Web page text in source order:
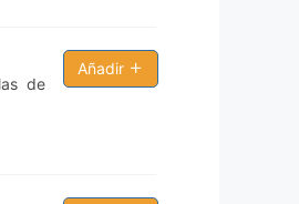
de
Añadir